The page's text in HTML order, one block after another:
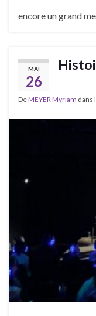
encore un grand
MAI
26
DeMEYER Myriam dans